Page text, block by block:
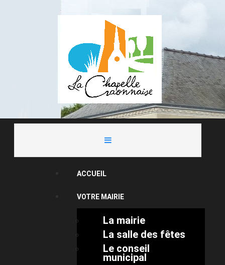
ACCUEIL
VOTRE MAIRIE
La mairie
La salle des fêtes
Le conseil
municipal